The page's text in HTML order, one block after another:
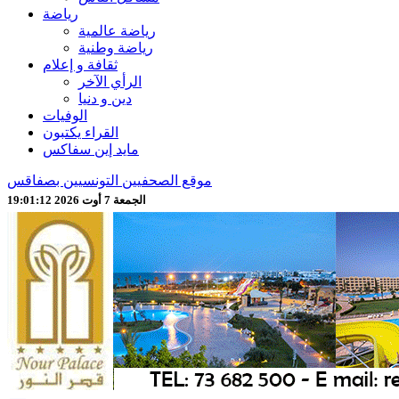
رياضة
رياضة عالمية
رياضة وطنية
ثقافة و إعلام
الرأي الآخر
دين و دنيا
الوفيات
القراء يكتبون
مايد إين سفاكس
موقع الصحفيين التونسيين بصفاقس
الجمعة 7 أوت 2026 19:01:14